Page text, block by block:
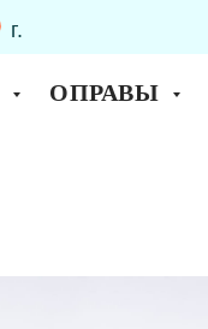
г.
ОПРАВЫ